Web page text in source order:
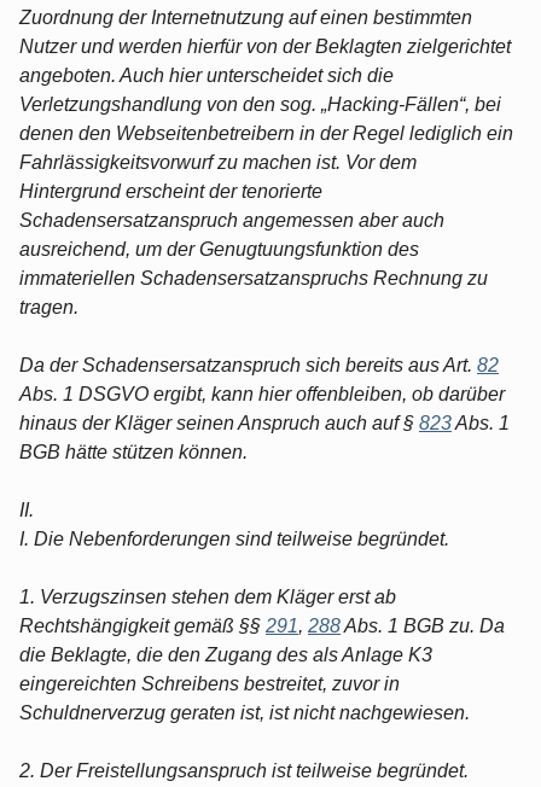
Zuordnung der Internetnutzung auf einen bestimmten
Nutzer und werden hierfür von der Beklagten zielgerichtet
angeboten. Auch hier unterscheidet sich die
Verletzungshandlung von den sog. „Hacking-Fällen“, bei
denen den Webseitenbetreibern in der Regel lediglich ein
Fahrlässigkeitsvorwurf zu machen ist. Vor dem
Hintergrund erscheint der tenorierte
Schadensersatzanspruch angemessen aber auch
ausreichend, um der Genugtuungsfunktion des
immateriellen Schadensersatzanspruchs Rechnung zu
tragen.
Da der Schadensersatzanspruch sich bereits aus Art. 82
Abs. 1 DSGVO ergibt, kann hier offenbleiben, ob darüber
hinaus der Kläger seinen Anspruch auch auf § 823Abs. 1
BGB hätte stützen können.
II.
I. Die Nebenforderungen sind teilweise begründet.
1. Verzugszinsen stehen dem Kläger erst ab
Rechtshängigkeit gemäß §§ 291, 288Abs. 1 BGB zu. Da
die Beklagte, die den Zugang des als Anlage K3
eingereichten Schreibens bestreitet, zuvor in
Schuldnerverzug geraten ist, ist nicht nachgewiesen.
2. Der Freistellungsanspruch ist teilweise begründet.